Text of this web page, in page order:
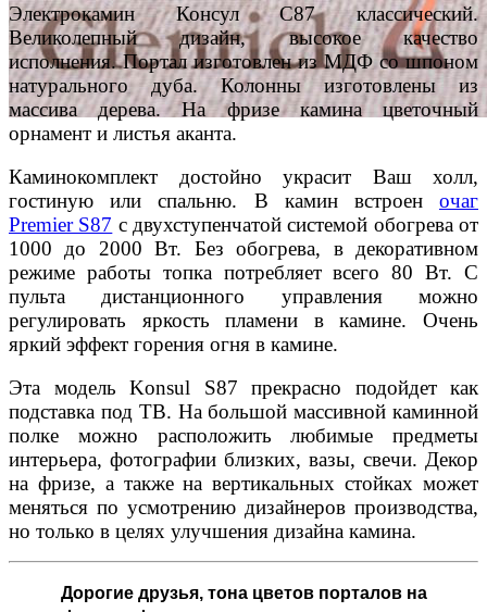
Электрокамин Консул С87 классический.
Великолепный дизайн, высокое качество
исполнения. Портал изготовлен из МДФ со шпоном
натурального дуба. Колонны изготовлены из
массива дерева. На фризе камина цветочный
орнамент и листья аканта.
Каминокомплект достойно украсит Ваш холл,
гостиную или спальню. В камин встроен очаг
Premier S87 с двухступенчатой системой обогрева от
1000 до 2000 Вт. Без обогрева, в декоративном
режиме работы топка потребляет всего 80 Вт. С
пульта дистанционного управления можно
регулировать яркость пламени в камине. Очень
яркий эффект горения огня в камине.
Эта модель Konsul S87 прекрасно подойдет как
подставка под ТВ. На большой массивной каминной
полке можно расположить любимые предметы
интерьера, фотографии близких, вазы, свечи. Декор
на фризе, а также на вертикальных стойках может
меняться по усмотрению дизайнеров производства,
но только в целях улучшения дизайна камина.
Дорогие друзья,тона цветов порталов на